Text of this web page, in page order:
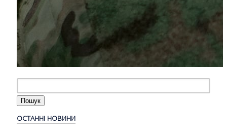
ОСТАННІ НОВИНИ